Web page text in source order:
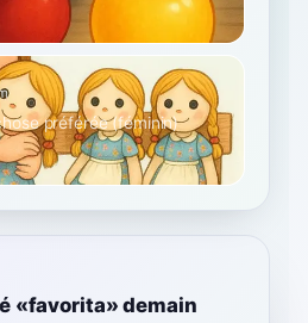
préférée (féminin)
«favorita» demain